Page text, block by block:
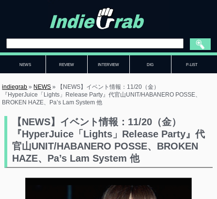
NEWS REVIEW INTERVIEW DIG P-LIST
indiegrab » NEWS »
【NEWS】イベント情報：11/20（金）
『HyperJuice「Lights」Release Party』代官山UNIT/HABANERO POSSE、
BROKEN HAZE、Pa’s Lam System 他
【NEWS】イベント情報：11/20（金）
『HyperJuice「Lights」Release Party』代
官山UNIT/HABANERO POSSE、BROKEN
HAZE、Pa’s Lam System 他